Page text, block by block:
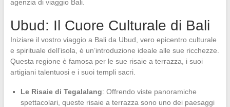
agenzia di viaggio Bali.
Ubud: Il Cuore Culturale di Bali
Iniziare il vostro viaggio a Bali da Ubud, vero epicentro culturale
e spirituale dell’isola, è un’introduzione ideale alle sue ricchezze.
Questa regione è famosa per le sue risaie a terrazza, i suoi
artigiani talentuosi e i suoi templi sacri.
Le Risaie di Tegalalang: Offrendo viste panoramiche
spettacolari, queste risaie a terrazza sono uno dei paesaggi